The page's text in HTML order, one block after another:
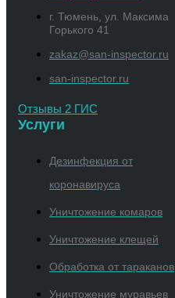
г. Тюмень, ул. Максима
Горького 41
zakaz@san-inspector.ru
san-inspector.ru
Отзывы 2 ГИС
Услуги
Дезинфекция от
коронавируса
Уничтожение комаров
Уничтожение клещей
Обработка от тараканов
Уничтожение муравьев